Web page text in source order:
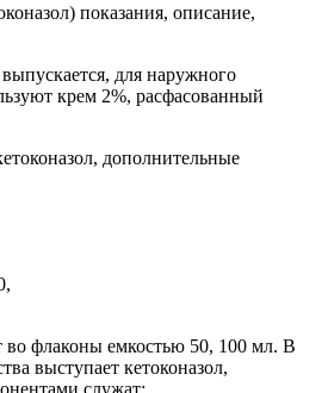
показания, описание,
для наружного
крем 2%, расфасованный
дополнительные
флаконы емкостью 50, 100 мл. В
выступает кетоконазол,
служат: